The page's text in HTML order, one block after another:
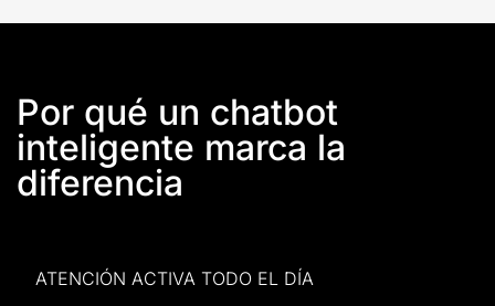
Por qué un chatbot
inteligente marca la
diferencia
ATENCIÓN ACTIVA TODO EL DÍA